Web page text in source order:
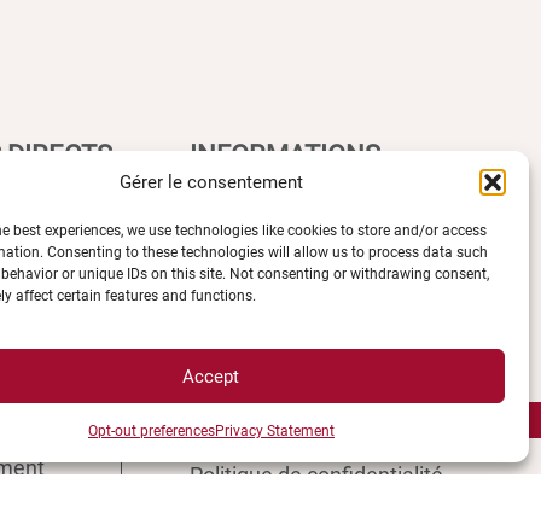
Gérer le consentement
best experiences, we use technologies like cookies to store and/or access
Consenting to these technologies will allow us to process data such
or unique IDs on this site. Not consenting or withdrawing consent,
affect certain features and functions.
Accept
Opt-out preferencesPrivacy Statement
DIRECTS
UBE
INFORMATIONS
LÉGALES
Plan d’accès des campus
Données personnelles et
gestion des cookies
Gérer mes cookies
Politique de cookies
Politique de confidentialité